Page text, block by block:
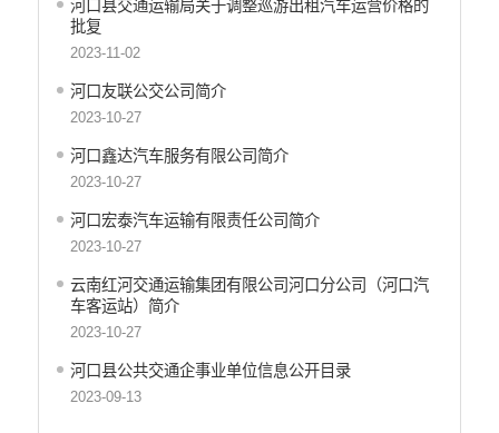
河口县交通运输局关于调整巡游出租汽车运营价格的
批复
2023-11-02
河口友联公交公司简介
2023-10-27
河口鑫达汽车服务有限公司简介
2023-10-27
河口宏泰汽车运输有限责任公司简介
2023-10-27
云南红河交通运输集团有限公司河口分公司（河口汽
车客运站）简介
2023-10-27
河口县公共交通企事业单位信息公开目录
2023-09-13